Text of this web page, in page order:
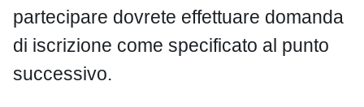
partecipare dovrete effettuare domanda
di iscrizione come specificato al punto
successivo.